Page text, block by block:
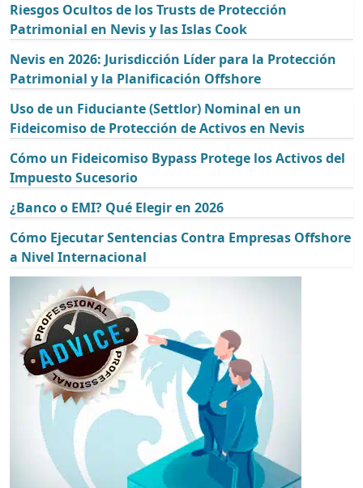
Riesgos Ocultos de los Trusts de Protección
Patrimonial en Nevis y las Islas Cook
Nevis en 2026: Jurisdicción Líder para la Protección
Patrimonial y la Planificación Offshore
Uso de un Fiduciante (Settlor) Nominal en un
Fideicomiso de Protección de Activos en Nevis
Cómo un Fideicomiso Bypass Protege los Activos del
Impuesto Sucesorio
¿Banco o EMI? Qué Elegir en 2026
Cómo Ejecutar Sentencias Contra Empresas Offshore
a Nivel Internacional